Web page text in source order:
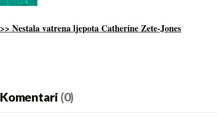
>> Nestala vatrena ljepota Catherine Zete-Jones
Komentari (0)